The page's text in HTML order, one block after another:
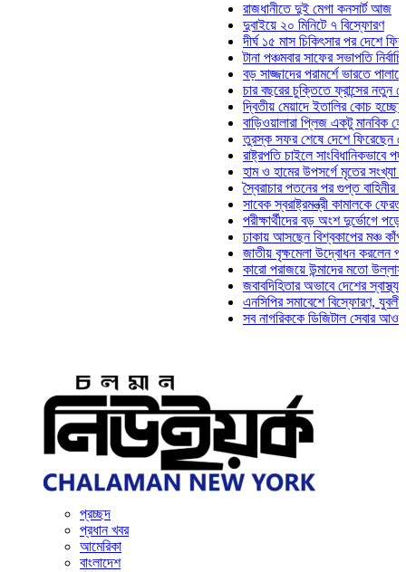
রাজধানীতে দুই মেগা কনসার্ট আজ
দুবাইয়ে ২০ মিনিটে ৭ বিস্ফোরণ
দীর্ঘ ১৫ মাস চিকিৎসার পর দেশে ফিরলেন
টানা পঞ্চমবার সাফের সভাপতি নির্বাচিত
বড় সাজ্জাদের পরামর্শে ভারতে পালাতে
চার বছরের চুক্তিতে ফ্রান্সের নতুন কোচ
দ্বিতীয় মেয়াদে ইতালির কোচ হচ্ছেন
বাড়িওয়ালারা প্লিজ একটু মানবিক হোন:
তুরস্ক সফর শেষে দেশে ফিরেছেন
রাষ্ট্রপতি চাইলে সাংবিধানিকভাবে পদত্যাগ
হাম ও হামের উপসর্গে মৃতের সংখ্যা ৮০০
স্বৈরাচার পতনের পর গুপ্ত বাহিনীর
সাবেক স্বরাষ্ট্রমন্ত্রী কামালকে ফেরত চেয়ে
পরীক্ষার্থীদের বড় অংশ দুর্ভোগে পড়েনি: ড.
ঢাকায় আসছেন বিশ্বকাপের মঞ্চ কাঁপানো
জাতীয় বৃক্ষমেলা উদ্বোধন করলেন
কারো পরাজয়ে উন্মাদের মতো উল্লাস করতে
জবাবদিহিতার অভাবে দেশের স্বাস্থ্যখাত
এনসিপির সমাবেশে বিস্ফোরণ, যুবলীগের দুই
সব নাগরিককে ডিজিটাল সেবার আওতায়
প্রচ্ছদ
প্রধান খবর
আমেরিকা
বাংলাদেশ